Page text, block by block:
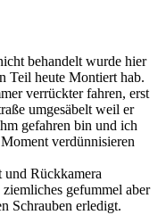
behandelt wurde hier
Teil heute Montiert hab.
verrückter fahren, erst
umgesäbelt weil er
gefahren bin und ich
verdünnisieren
Rückkamera
gefummel aber
Schrauben erledigt.